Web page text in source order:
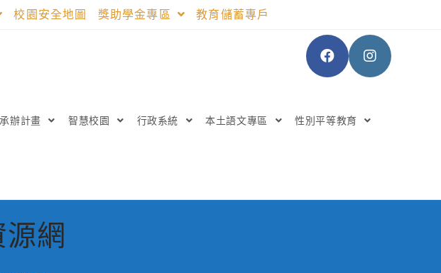
校園安全地圖 獎助學金專區 教育儲蓄專戶
承辦計畫 智慧校園 行政系統 本土語文專區 性別平等教育
網